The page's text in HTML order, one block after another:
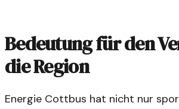
Bedeutung für den
die Region
Energie Cottbus hat nicht nur